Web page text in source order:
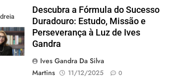
Descubra a Fórmula do Sucesso
Duradouro: Estudo, Missão e
Perseverança à Luz de Ives
Gandra
Ives Gandra Da Silva
Martins
11/12/2025 0